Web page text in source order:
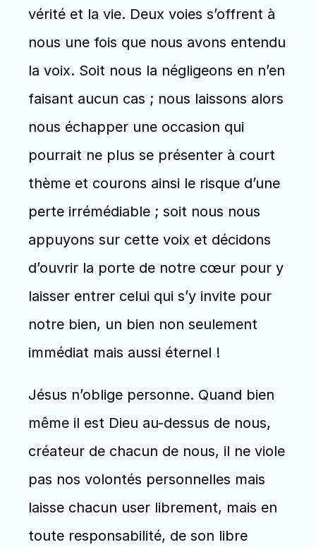
vérité et la vie. Deux voies s’offrent à
nous une fois que nous avons entendu
la voix. Soit nous la négligeons en n’en
faisant aucun cas ; nous laissons alors
nous échapper une occasion qui
pourrait ne plus se présenter à court
thème et courons ainsi le risque d’une
perte irrémédiable ; soit nous nous
appuyons sur cette voix et décidons
d’ouvrir la porte de notre cœur pour y
laisser entrer celui qui s’y invite pour
notre bien, un bien non seulement
immédiat mais aussi éternel !
Jésus n’oblige personne. Quand bien
même il est Dieu au-dessus de nous,
créateur de chacun de nous, il ne viole
pas nos volontés personnelles mais
laisse chacun user librement, mais en
toute responsabilité, de son libre